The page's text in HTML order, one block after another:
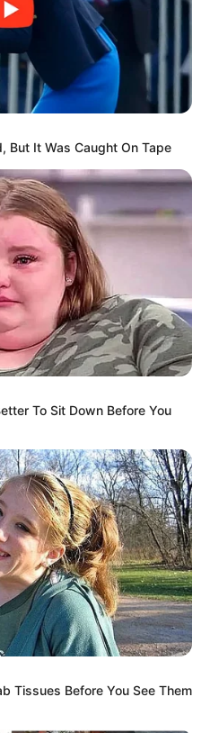
Gagal
Bikin
But It Was Caught On Tape
To Sit Down Before You
Tissues Before You See Them